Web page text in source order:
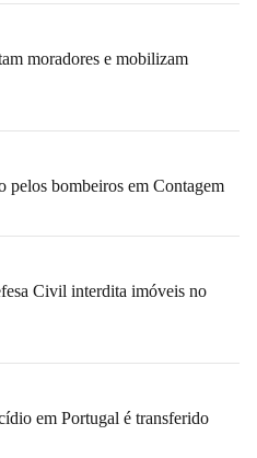
moradores e mobilizam
pelos bombeiros em Contagem
Civil interdita imóveis no
em Portugal é transferido